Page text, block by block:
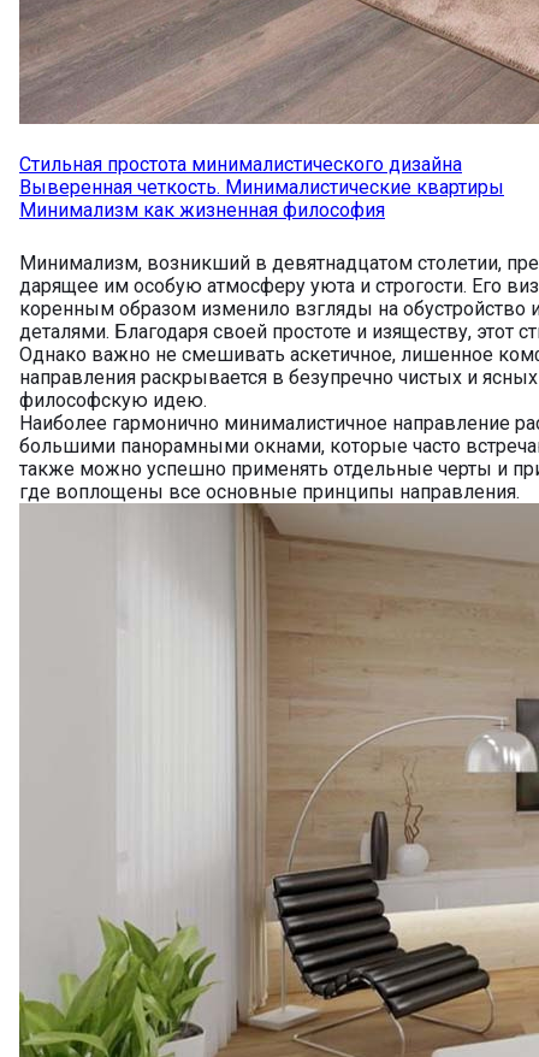
Стильная простота минималистического дизайна
Выверенная четкость. Минималистические квартиры
Минимализм как жизненная философия
Минимализм, возникший в девятнадцатом столетии,
дарящее им особую атмосферу уюта и строгости. Его
коренным образом изменило взгляды на обустройство
деталями. Благодаря своей простоте и изяществу, этот
Однако важно не смешивать аскетичное, лишенное
направления раскрывается в безупречно чистых и
философскую идею.
Наиболее гармонично минималистичное направление
большими панорамными окнами, которые часто
также можно успешно применять отдельные черты и
где воплощены все основные принципы направления.